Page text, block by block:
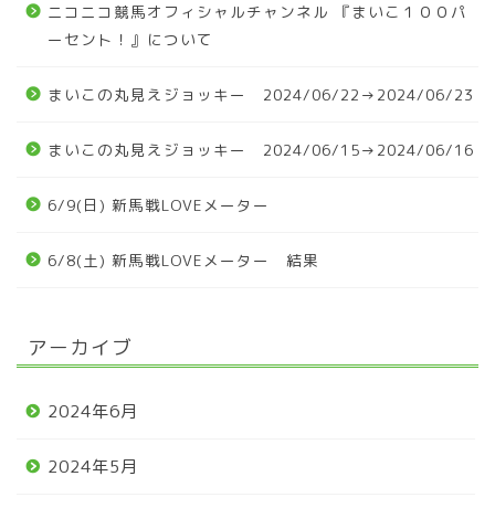
ニコニコ競馬オフィシャルチャンネル 『まいこ１００パ
ーセント！』について
まいこの丸見えジョッキー 2024/06/22→2024/06/23
まいこの丸見えジョッキー 2024/06/15→2024/06/16
6/9(日) 新馬戦LOVEメーター
6/8(土) 新馬戦LOVEメーター 結果
アーカイブ
2024年6月
2024年5月